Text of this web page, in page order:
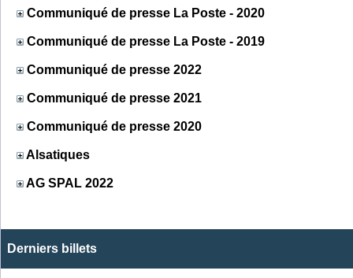
Communiqué de presse La Poste - 2020
Communiqué de presse La Poste - 2019
Communiqué de presse 2022
Communiqué de presse 2021
Communiqué de presse 2020
Alsatiques
AG SPAL 2022
Derniers billets